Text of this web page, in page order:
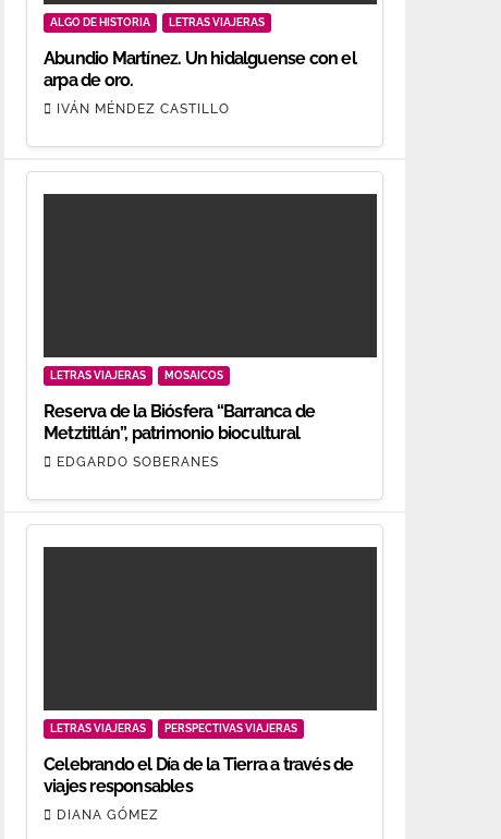
ALGO DE HISTORIA LETRAS VIAJERAS
Abundio Martínez. Un hidalguense con el
arpa de oro.
IVÁN MÉNDEZ CASTILLO
LETRAS VIAJERAS MOSAICOS
Reserva de la Biósfera “Barranca de
Metztitlán”, patrimonio biocultural
EDGARDO SOBERANES
LETRAS VIAJERAS PERSPECTIVAS VIAJERAS
Celebrando el Día de la Tierra a través de
viajes responsables
DIANA GÓMEZ